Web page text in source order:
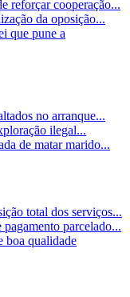
reforçar cooperação...
da oposição...
que pune a
no arranque...
ilegal...
de matar marido...
total dos serviços...
parcelado...
boa qualidade